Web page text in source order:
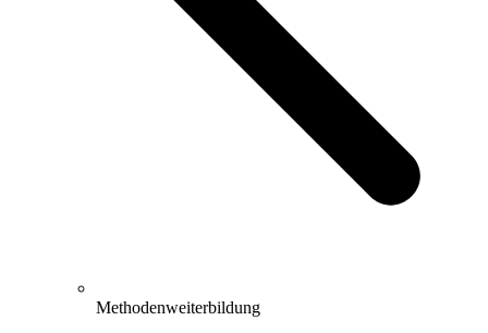
Methodenweiterbildung